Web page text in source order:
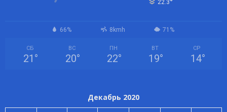
22.3°
66% 8kmh 71%
СБ
21 °
ВС
20°
ПН
22°
ВТ
19°
СР
14°
Декабрь 2020